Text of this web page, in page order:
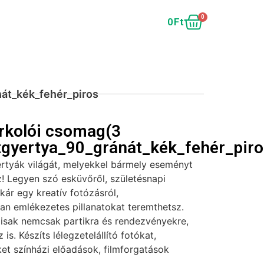
0Ft 0
csomag(3
világát, melyekkel bármely eseményt
Legyen szó esküvőről, születésnapi
egy kreatív fotózásról,
emlékezetes pillanatokat teremthetsz.
nemcsak partikra és rendezvényekre,
is. Készíts lélegzetelállító fotókat,
színházi előadások, filmforgatások